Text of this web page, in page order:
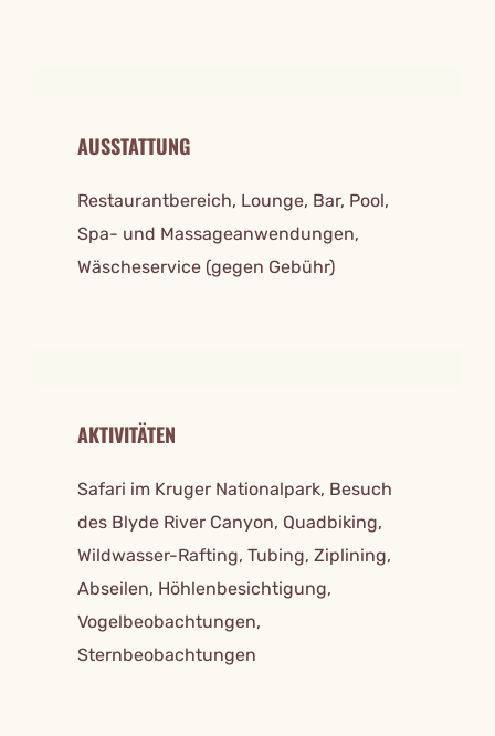
AUSSTATTUNG
Restaurantbereich, Lounge, Bar, Pool,
Spa- und Massageanwendungen,
Wäscheservice (gegen Gebühr)
AKTIVITÄTEN
Safari im Kruger Nationalpark, Besuch
des Blyde River Canyon, Quadbiking,
Wildwasser-Rafting, Tubing, Ziplining,
Abseilen, Höhlenbesichtigung,
Vogelbeobachtungen,
Sternbeobachtungen